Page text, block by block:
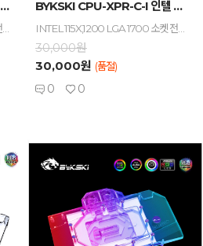
Bykski CPU-XPR-MK-I-V4 인텔 CP...
INTEL 115X,1200 LGA 1700 소켓 전용 / 아세탈 + 아크릴 바디 재질 / 크롬 도금 / 알루미늄 + 아크릴 바디 적용 / G1/4 규격 / 5V RBW LED 기본 적용
BYKSKI CPU-XPR-C-I 인텔 CPU 워터...
INTEL 115X,1200 LGA 1700 소켓 전용 / 아크릴 바디 재질 / 크롬 도금 / 알루미늄 + 아크릴 바디 적용 / G1/4 규격 / 5V RBW LED 기본 적용
30,000원
30,000원 (품절)
0 0